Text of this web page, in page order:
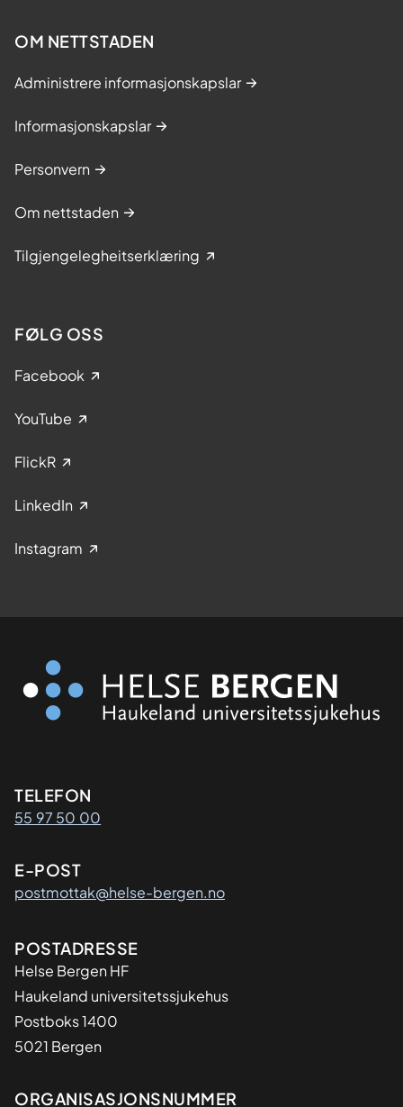
OM NETTSTADEN
Administrere informasjonskapslar
Informasjonskapslar
Personvern
Om nettstaden
Tilgjengelegheitserklæring
FØLG OSS
Facebook
YouTube
FlickR
LinkedIn
Instagram
Kontaktinformasjon
TELEFON
55 97 50 00
E-POST
postmottak@helse-bergen.no
Adresse
POSTADRESSE
Helse Bergen HF
Haukeland universitetssjukehus
Postboks 1400
5021 Bergen
ORGANISASJONSNUMMER